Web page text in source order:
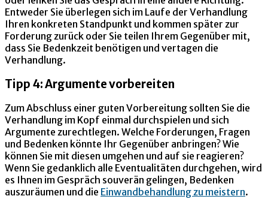
Entweder Sie überlegen sich im Laufe der Verhandlung
Ihren konkreten Standpunkt und kommen später zur
Forderung zurück oder Sie teilen Ihrem Gegenüber mit,
dass Sie Bedenkzeit benötigen und vertagen die
Verhandlung.
Tipp 4: Argumente vorbereiten
Zum Abschluss einer guten Vorbereitung sollten Sie die
Verhandlung im Kopf einmal durchspielen und sich
Argumente zurechtlegen. Welche Forderungen, Fragen
und Bedenken könnte Ihr Gegenüber anbringen? Wie
können Sie mit diesen umgehen und auf sie reagieren?
Wenn Sie gedanklich alle Eventualitäten durchgehen, wird
es Ihnen im Gespräch souverän gelingen, Bedenken
auszuräumen und die Einwandbehandlung zu meistern.